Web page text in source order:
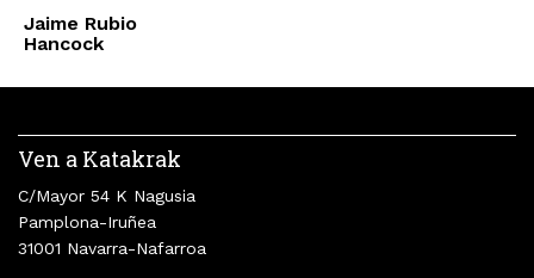
Jaime Rubio
Hancock
Ven a Katakrak
C/Mayor 54 K Nagusia
Pamplona-Iruñea
31001 Navarra-Nafarroa